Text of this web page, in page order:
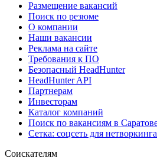
Размещение вакансий
Поиск по резюме
О компании
Наши вакансии
Реклама на сайте
Требования к ПО
Безопасный HeadHunter
HeadHunter API
Партнерам
Инвесторам
Каталог компаний
Поиск по вакансиям в
Сетка: соцсеть для нетворкинга
Соискателям